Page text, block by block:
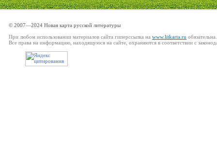
© 2007—2024 Новая карта русской литературы
При любом использовании материалов сайта гиперссылка на www.litkarta.ru обязательна.
Все права на информацию, находящуюся на сайте, охраняются в соответствии с